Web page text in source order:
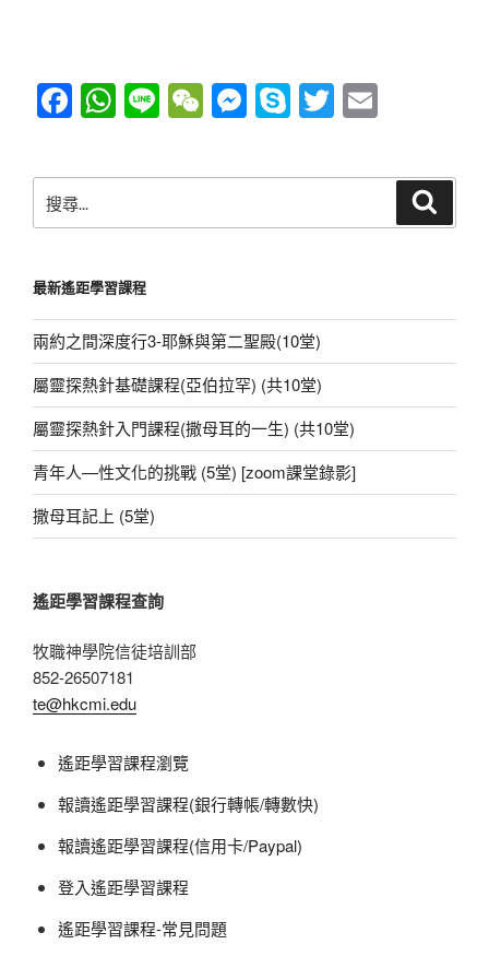
F
a
c
e
b
o
o
k
W
h
at
A
p
p
Li
n
e
W
e
C
at
M
e
ss
n
er
S
ky
p
T
wi
tt ail
尋
字:
最新遙距學習課程
兩約之間深度行3-耶穌與第二聖殿(10堂)
屬靈探熱針基礎課程(亞伯拉罕) (共10堂)
屬靈探熱針入門課程(撒母耳的一生) (共10堂)
青年人—性文化的挑戰 (5堂) [zoom課堂錄影]
撒母耳記上 (5堂)
遙距學習課程查詢
牧職神學院信徒培訓部
852-26507181
te@hkcmi.edu
遙距學習課程瀏覽
報讀遙距學習課程(銀行轉帳/轉數快)
報讀遙距學習課程(信用卡/Paypal)
登入遙距學習課程
遙距學習課程-常見問題